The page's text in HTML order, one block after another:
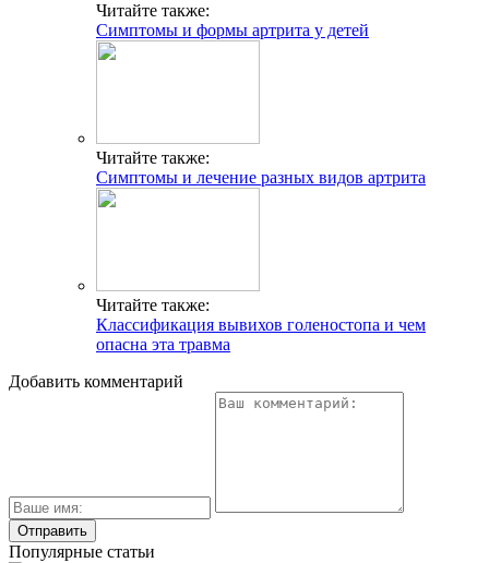
Читайте также:
Симптомы и формы артрита у детей
Читайте также:
Симптомы и лечение разных видов артрита
Читайте также:
Классификация вывихов голеностопа и чем
опасна эта травма
Добавить комментарий
Популярные статьи